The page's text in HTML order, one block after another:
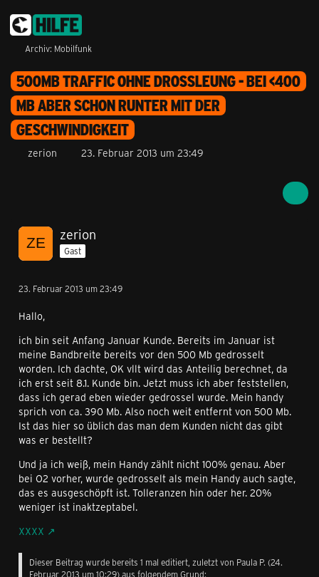
Archiv: Mobilfunk
500MB TRAFFIC OHNE DROSSLEUNG - BEI <400
MB ABER SCHON RUNTER MIT DER
GESCHWINDIGKEIT
zerion 23. Februar 2013 um 23:49
zerion
Gast
23. Februar 2013 um 23:49
Hallo,
ich bin seit Anfang Januar Kunde. Bereits im Januar ist
meine Bandbreite bereits vor den 500 Mb gedrosselt
worden. Ich dachte, OK vllt wird das Anteilig berechnet, da
ich erst seit 8.1. Kunde bin. Jetzt muss ich aber feststellen,
dass ich gerad eben wieder gedrossel wurde. Mein handy
sprich von ca. 390 Mb. Also noch weit entfernt von 500 Mb.
Ist das hier so üblich das man dem Kunden nicht das gibt
was er bestellt?
Und ja ich weiß, mein Handy zählt nicht 100% genau. Aber
bei O2 vorher, wurde gedrosselt als mein Handy auch sagte,
das es ausgeschöpft ist. Tolleranzen hin oder her. 20%
weniger ist inaktzeptabel.
XXXX
Dieser Beitrag wurde bereits 1 mal editiert, zuletzt von Paula P. (24.
Februar 2013 um 10:29) aus folgendem Grund: